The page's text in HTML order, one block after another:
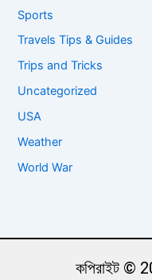
Sports
Travels Tips & Guides
Trips and Tricks
Uncategorized
USA
Weather
World War
কপিরাইট ©